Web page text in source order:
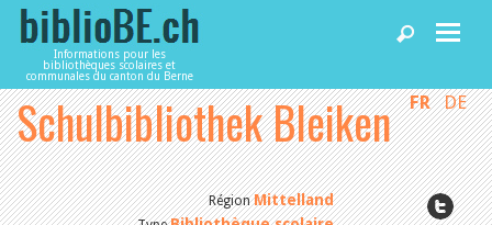
Informations pour les
bibliothèques scolaires et
communales du canton du Berne
Accueil
Articles
FR DE
Schulbibliothek Bleiken
RégionMittelland